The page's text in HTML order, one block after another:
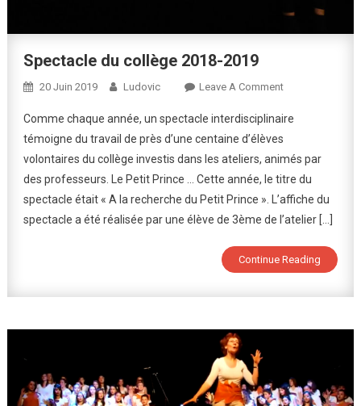
Spectacle du collège 2018-2019
20 Juin 2019 Ludovic Leave A CommentOn
Du
Collège
2018-
2019
Comme chaque année, un spectacle interdisciplinaire
témoigne du travail de près d’une centaine d’élèves
volontaires du collège investis dans les ateliers, animés par
des professeurs. Le Petit Prince … Cette année, le titre du
spectacle était « A la recherche du Petit Prince ». L’affiche du
spectacle a été réalisée par une élève de 3ème de l’atelier […]
Continue Reading